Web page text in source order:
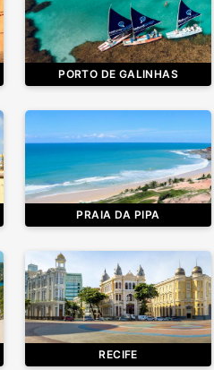
PORTO DE GALINHAS
PRAIA DA PIPA
RECIFE